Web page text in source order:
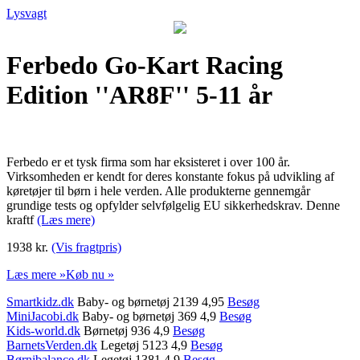
Lysvagt
Ferbedo Go-Kart Racing
Edition ''AR8F'' 5-11 år
Ferbedo er et tysk firma som har eksisteret i over 100 år.
Virksomheden er kendt for deres konstante fokus på udvikling af
køretøjer til børn i hele verden. Alle produkterne gennemgår
grundige tests og opfylder selvfølgelig EU sikkerhedskrav. Denne
kraftf(Læs mere)
1938 kr. (Vis fragtpris)
Læs mere »Køb nu »
Smartkidz.dk Baby- og børnetøj 2139 4,95 Besøg
MiniJacobi.dk Baby- og børnetøj 369 4,9 Besøg
Kids-world.dk Børnetøj 936 4,9 Besøg
BarnetsVerden.dk Legetøj 5123 4,9 Besøg